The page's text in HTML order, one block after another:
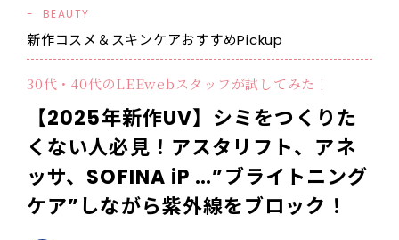
BEAUTY
新作コスメ＆スキンケアおすすめPickup
30代・40代のLEEwebスタッフが試してみた！
【2025年新作UV】シミをつくりた
くない人必見！アスタリフト、アネ
ッサ、SOFINA iP …”ブライトニング
ケア”しながら紫外線をブロック！